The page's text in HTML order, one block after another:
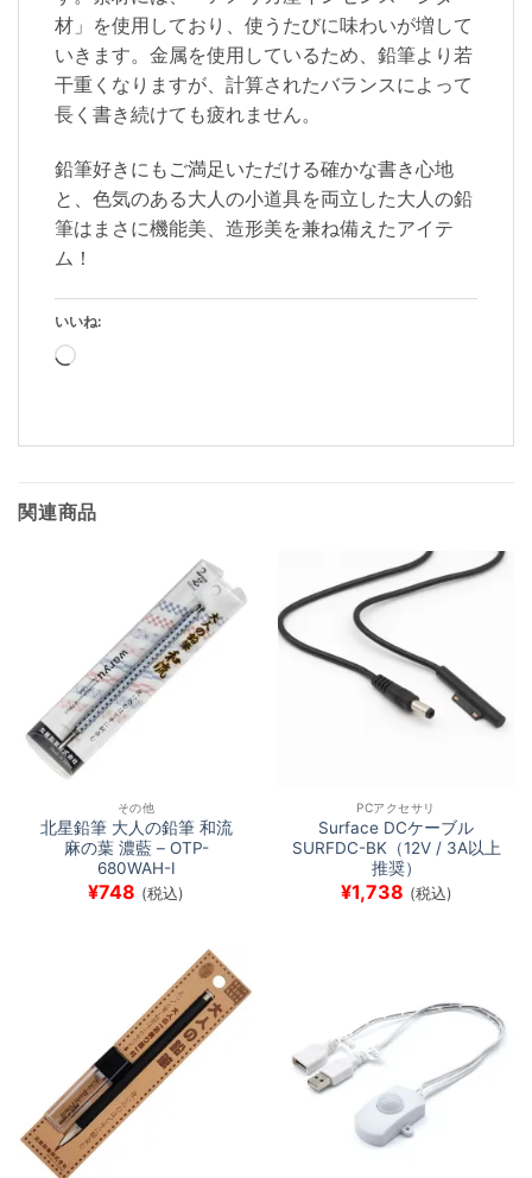
材」を使用しており、使うたびに味わいが増して
いきます。金属を使用しているため、鉛筆より若
干重くなりますが、計算されたバランスによって
長く書き続けても疲れません。
鉛筆好きにもご満足いただける確かな書き心地
と、色気のある大人の小道具を両立した大人の鉛
筆はまさに機能美、造形美を兼ね備えたアイテ
ム！
いいね:
読
み
関連商品
その他
北星鉛筆 大人の鉛筆 和流
麻の葉 濃藍 – OTP-
680WAH-I
¥748 (税込)
PCアクセサリ
Surface DCケーブル
SURFDC-BK（12V / 3A以上
推奨）
¥1,738 (税込)